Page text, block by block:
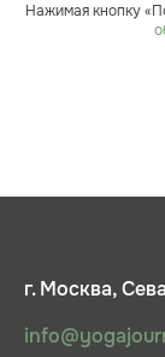
Нажимая кнопку
г. Москва,